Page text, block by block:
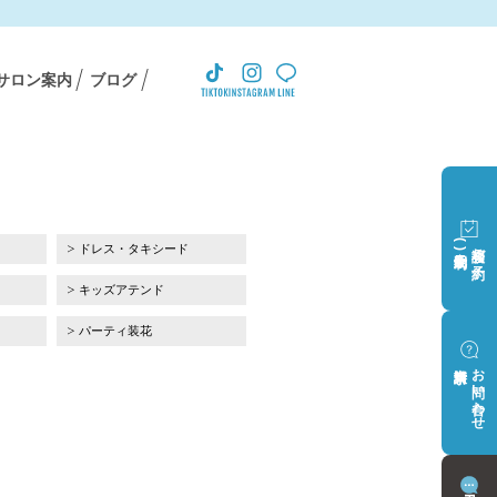
ロン案内 ブログ
ドレス・タキシード
キッズアテンド
パーティ装花
相談会ご予約
(完全予約制)
お問い合わせ